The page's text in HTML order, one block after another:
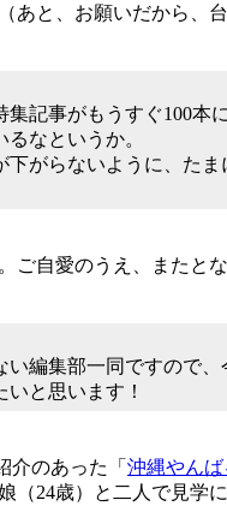
あと、お願いだから、
集記事がもうすぐ100本
なというか。
下がらないように、たま
ご自愛のうえ、またと
い編集部一同ですので
いと思います！
介のあった「 沖縄やん
（24歳）と二人で見学